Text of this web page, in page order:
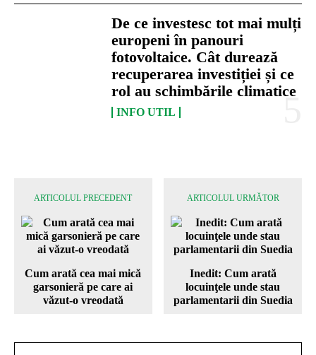
De ce investesc tot mai mulți
europeni în panouri
fotovoltaice. Cât durează
recuperarea investiției și ce
rol au schimbările climatice
INFO UTIL
ARTICOLUL PRECEDENT
Cum arată cea mai mică
garsonieră pe care ai
văzut-o vreodată
ARTICOLUL URMĂTOR
Inedit: Cum arată
locuinţele unde stau
parlamentarii din Suedia